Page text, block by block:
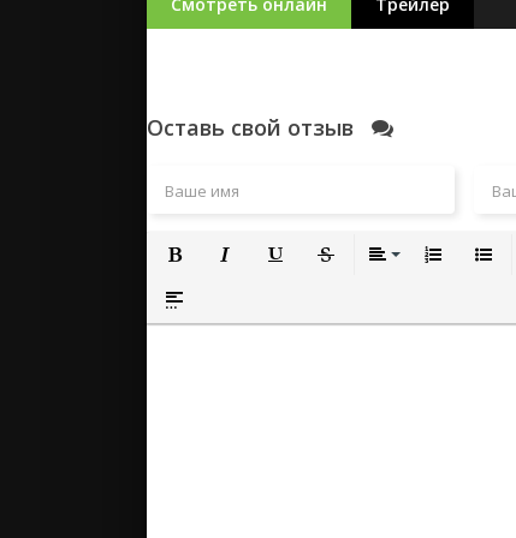
Оставь свой отзыв
Полужирный
Вставка спойлера